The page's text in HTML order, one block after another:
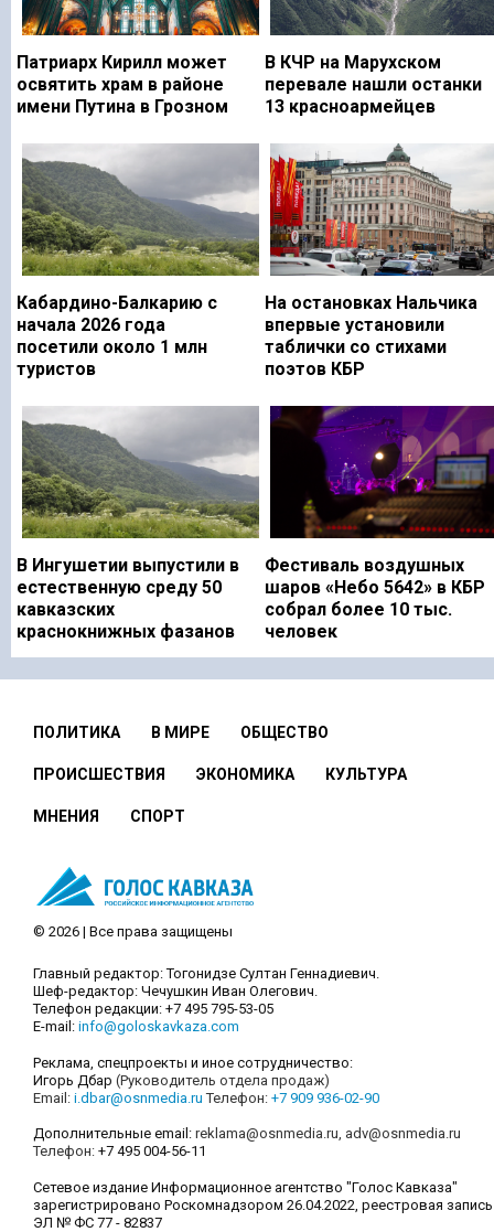
Патриарх Кирилл может
освятить храм в районе
имени Путина в Грозном
В КЧР на Марухском
перевале нашли останки
13 красноармейцев
Кабардино-Балкарию с
начала 2026 года
посетили около 1 млн
туристов
На остановках Нальчика
впервые установили
таблички со стихами
поэтов КБР
В Ингушетии выпустили в
естественную среду 50
кавказских
краснокнижных фазанов
Фестиваль воздушных
шаров «Небо 5642» в КБР
собрал более 10 тыс.
человек
ПОЛИТИКА В МИРЕ ОБЩЕСТВО
ПРОИСШЕСТВИЯ ЭКОНОМИКА КУЛЬТУРА
МНЕНИЯ СПОРТ
© 2026 | Все права защищены
Главный редактор: Тогонидзе Султан Геннадиевич.
Шеф-редактор: Чечушкин Иван Олегович.
Телефон редакции: +7 495 795-53-05
E-mail: info@goloskavkaza.com
Реклама, спецпроекты и иное сотрудничество:
Игорь Дбар (Руководитель отдела продаж)
Email: i.dbar@osnmedia.ru Телефон: +7 909 936-02-90
Дополнительные email: reklama@osnmedia.ru adv@osnmedia.ru
Телефон: +7 495 004-56-11
Сетевое издание Информационное агентство "Голос Кавказа"
зарегистрировано Роскомнадзором 26.04.2022, реестровая запись
ЭЛ № ФС 77 - 82837